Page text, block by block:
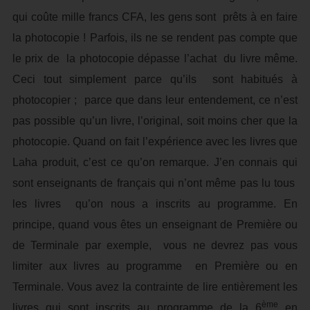
qui coûte mille francs CFA, les gens sont prêts à en faire
la photocopie ! Parfois, ils ne se rendent pas compte que
le prix de la photocopie dépasse l’achat du livre même.
Ceci tout simplement parce qu’ils sont habitués à
photocopier ; parce que dans leur entendement, ce n’est
pas possible qu’un livre, l’original, soit moins cher que la
photocopie. Quand on fait l’expérience avec les livres que
Laha produit, c’est ce qu’on remarque. J’en connais qui
sont enseignants de français qui n’ont même pas lu tous
les livres qu’on nous a inscrits au programme. En
principe, quand vous êtes un enseignant de Première ou
de Terminale par exemple, vous ne devrez pas vous
limiter aux livres au programme en Première ou en
Terminale. Vous avez la contrainte de lire entièrement les
livres qui sont inscrits au programme de la 6ème en